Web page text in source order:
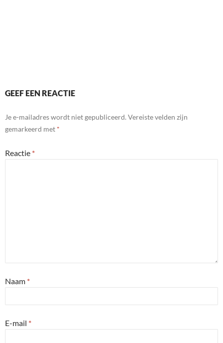
GEEF EEN REACTIE
Je e-mailadres wordt niet gepubliceerd. Vereiste velden zijn
gemarkeerd met *
Reactie *
Naam *
E-mail *